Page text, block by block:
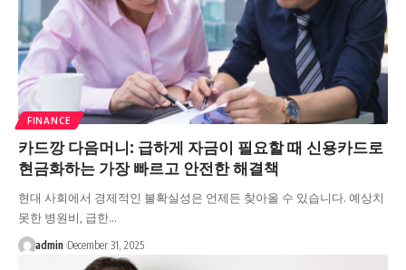
FINANCE
카드깡 다음머니: 급하게 자금이 필요할 때 신용카드로
현금화하는 가장 빠르고 안전한 해결책
현대 사회에서 경제적인 불확실성은 언제든 찾아올 수 있습니다. 예상치
못한 병원비, 급한…
admin December 31, 2025